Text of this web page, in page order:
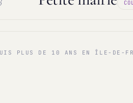
Maintenance & infogérance
PLUS DE 10 ANS EN ÎLE-DE-